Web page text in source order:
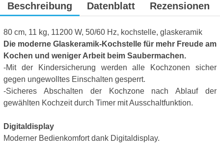
Beschreibung Datenblatt Rezensionen
80 cm, 11 kg, 11200 W, 50/60 Hz, kochstelle, glaskeramik
Die moderne Glaskeramik-Kochstelle für mehr Freude am
Kochen und weniger Arbeit beim Saubermachen.
-Mit der Kindersicherung werden alle Kochzonen sicher
gegen ungewolltes Einschalten gesperrt.
-Sicheres Abschalten der Kochzone nach Ablauf der
gewählten Kochzeit durch Timer mit Ausschaltfunktion.
Digitaldisplay
Moderner Bedienkomfort dank Digitaldisplay.